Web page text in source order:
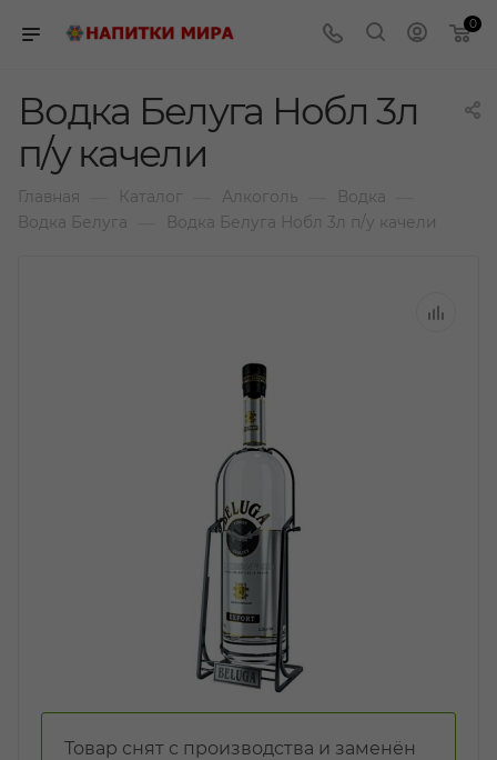
0
Водка Белуга Нобл 3л
п/у качели
Главная Каталог Алкоголь Водка
Водка Белуга Водка Белуга Нобл 3л п/у качели
Товар снят с производства и заменён